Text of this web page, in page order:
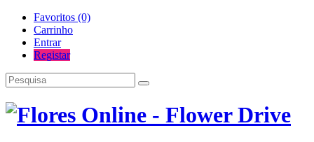
Favoritos (0)
Carrinho
Entrar
Registar